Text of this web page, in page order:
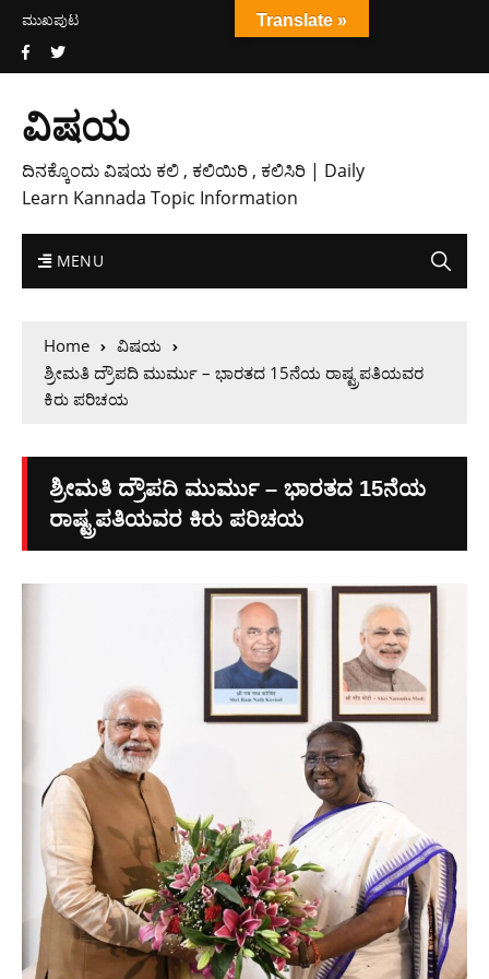
ಮುಖಪುಟ
ವಿಷಯ
ದಿನಕ್ಕೊಂದು ವಿಷಯ ಕಲಿ , ಕಲಿಯಿರಿ , ಕಲಿಸಿರಿ | Daily
Learn Kannada Topic Information
MENU
Home
ವಿಷಯ
ಶ್ರೀಮತಿ ದ್ರೌಪದಿ ಮುರ್ಮು – ಭಾರತದ 15ನೆಯ ರಾಷ್ಟ್ರಪತಿಯವರ
ಕಿರು ಪರಿಚಯ
ಶ್ರೀಮತಿ ದ್ರೌಪದಿ ಮುರ್ಮು – ಭಾರತದ 15ನೆಯ
ರಾಷ್ಟ್ರಪತಿಯವರ ಕಿರು ಪರಿಚಯ
Translate »